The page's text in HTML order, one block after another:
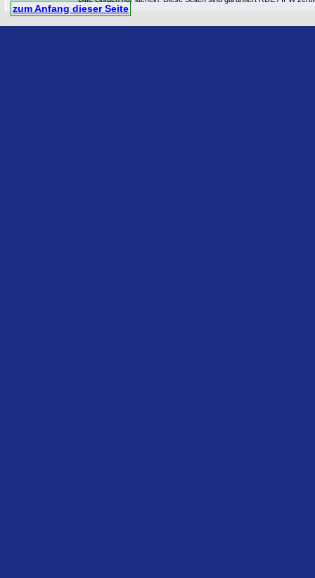
zum Anfang dieser Seite